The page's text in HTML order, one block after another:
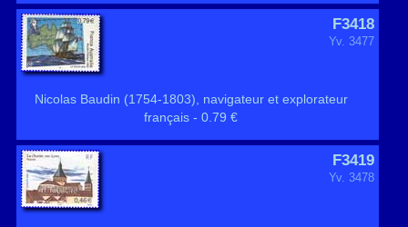
F3418
Yv. 3477
Nicolas Baudin (1754-1803), navigateur et explorateur
français - 0.79 €
F3419
Yv. 3478